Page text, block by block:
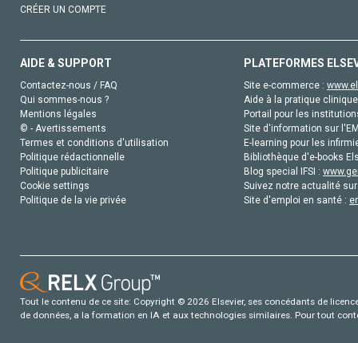
CRÉER UN COMPTE
AIDE & SUPPORT
Contactez-nous / FAQ
Qui sommes-nous ?
Mentions légales
© - Avertissements
Termes et conditions d'utilisation
Politique rédactionnelle
Politique publicitaire
Cookie settings
Politique de la vie privée
PLATEFORMES
Site e-commerce :
Aide à la pratique
Portail pour les
Site d'information sur
E-learning pour les
Bibliothèque d'e-books
Blog special IFSI :
Suivez notre actualité
Site d'emploi en santé :
Tout le contenu de ce site: Copyright © 2026 Elsevier, ses concédants de
de données, a la formation en IA et aux technologies similaires. Pour tout